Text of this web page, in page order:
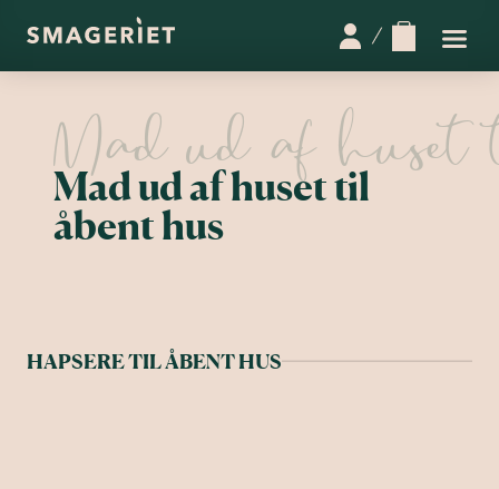
Mad ud af huset til
åbent hus
HAPSERE TIL ÅBENT HUS